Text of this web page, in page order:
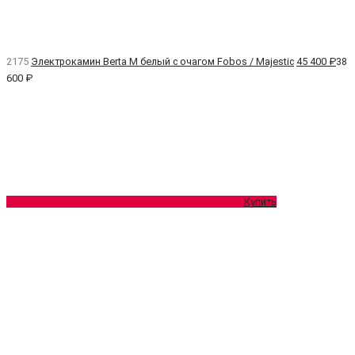
2175 Электрокамин Berta M белый с очагом Fobos / Majestic 45 400 ₽38
600 ₽
Купить